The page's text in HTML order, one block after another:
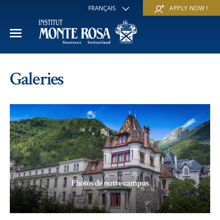
FRANÇAIS
DEUTSCH
APPLY NOW !
Economie et affaires
Programme Trans-académique
Langues
Sports et arts
Programmes à la carte
Découvrir
Services
Programmes spéciaux
Inscriptions
FAQ
COURS D'HIVER
Découvrir
Services
Inscriptions
FAQ
IE PROGRAMME
L'ÉCOLE
Mission et valeur pédagogique
Vie scolaire
A propos de nous
Galeries
Photos de notre campus